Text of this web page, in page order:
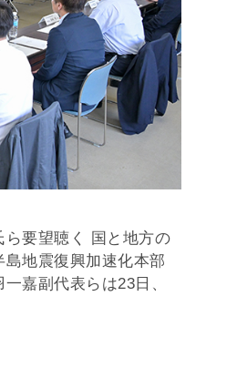
要望聴く 国と地方の
地震復興加速化本部
嘉副代表らは23日、